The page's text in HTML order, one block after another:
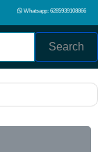
Whatsapp: 6285939108866
Search